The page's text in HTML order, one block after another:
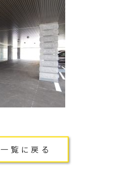
一覧に戻る